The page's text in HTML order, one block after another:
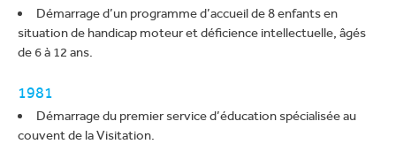
Démarrage d’un programme d’accueil de 8 enfants en
situation de handicap moteur et déficience intellectuelle, âgés
de 6 à 12 ans.
1981
Démarrage du premier service d’éducation spécialisée au
couvent de la Visitation.